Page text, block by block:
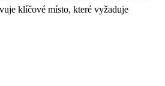
klíčové místo, které vyžaduje